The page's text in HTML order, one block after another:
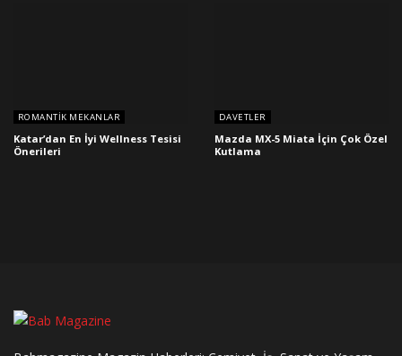
ROMANTIK MEKANLAR
Katar’dan En İyi Wellness Tesisi
Önerileri
DAVETLER
Mazda MX-5 Miata İçin Çok Özel
Kutlama